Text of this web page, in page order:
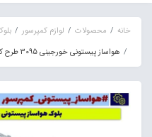
خانه محصولات لوازم کمپرسور
هواساز پیستونی خورجینی 3095 طرح کایزر